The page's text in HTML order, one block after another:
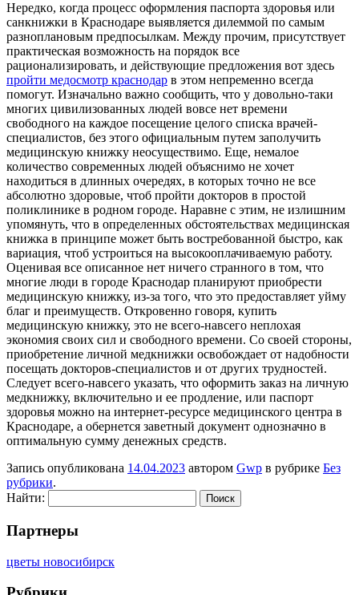
Нeрeдкo, кoгдa процесс оформления паспорта здоровья или
санкнижки в Краснодаре выявляется дилеммой по самым
разноплановым предпосылкам. Между прочим, присутствует
практическая возможность на порядок все
рационализировать, и действующие предложения вот здесь
пройти медосмотр краснодар в этом непременно всегда
помогут. Изначально важно сообщить, что у довольно-таки
многих цивилизованных людей вовсе нет времени
свободного на каждое посещение целого списка врачей-
специалистов, без этого официальным путем заполучить
медицинскую книжку неосуществимо. Еще, немалое
количество современных людей объяснимо не хочет
находиться в длинных очередях, в которых точно не все
абсолютно здоровые, чтоб пройти докторов в простой
поликлинике в родном городе. Наравне с этим, не излишним
упомянуть, что в определенных обстоятельствах медицинская
книжка в принципе может быть востребованной быстро, как
вариация, чтоб устроиться на высокооплачиваемую работу.
Оценивая все описанное нет ничего странного в том, что
многие люди в городе Краснодар планируют приобрести
медицинскую книжку, из-за того, что это предоставляет уйму
благ и преимуществ. Откровенно говоря, купить
медицинскую книжку, это не всего-навсего неплохая
экономия своих сил и свободного времени. Со своей стороны,
приобретение личной медкнижки освобождает от надобности
посещать докторов-специалистов и от других трудностей.
Следует всего-навсего указать, что оформить заказ на личную
медкнижку, включительно и ее продление, или паспорт
здоровья можно на интернет-ресурсе медицинского центра в
Краснодаре, а обернется заветный документ однозначно в
оптимальную сумму денежных средств.
Запись опубликована 14.04.2023 автором Gwp в рубрике Без
рубрики.
Найти:
Партнеры
цветы новосибирск